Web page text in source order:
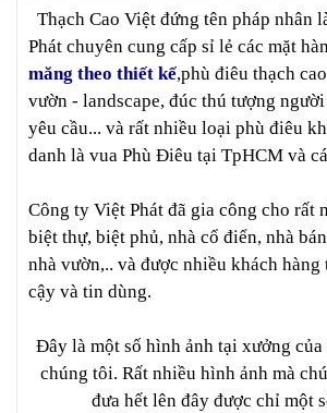
Thạch Cao Việt đứng tên pháp nhân
Phát chuyên cung cấp sỉ lẻ các mặt
măng theo thiết kế,phù điêu thạch
vườn - landscape, đúc thú tượng
yêu cầu... và rất nhiều loại phù điêu
danh là vua Phù Điêu tại TpHCM và
Công ty Việt Phát đã gia công cho rất
biệt thự, biệt phủ, nhà cổ điển, nhà
nhà vườn,.. và được nhiều khách
cậy và tin dùng.
Đây là một số hình ảnh tại xưởng
chúng tôi. Rất nhiều hình ảnh mà
đưa hết lên đây được chỉ một